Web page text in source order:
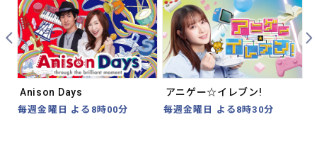
Anison Days
毎週金曜日 よる8時00分
アニゲー☆イレブン!
毎週金曜日 よる8時30分
Prev